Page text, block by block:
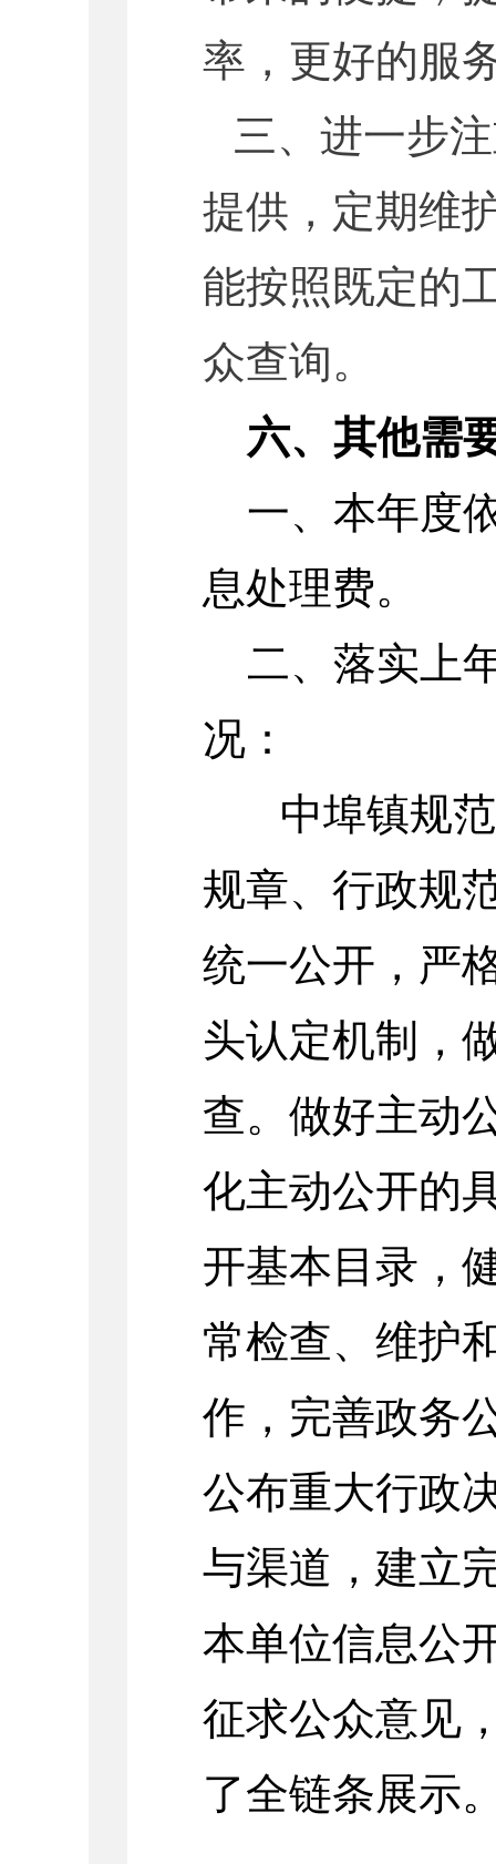
率，更好的服
三、进一步
提供，定期维
能按照既定的
众查询。
六、其他需
一、本年度
息处理费。
二、落实上
况：
中埠镇规范
规章、行政规
统一公开，严
头认定机制，
查。做好主动
化主动公开的
开基本目录，
常检查、维护
作，完善政务
公布重大行政
与渠道，建立
本单位信息公
征求公众意见
了全链条展示